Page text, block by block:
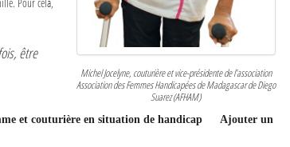
Michel Jocelyne, couturière et vice-présidente de l’association
Association des Femmes Handicapées de Madagascar de Diego
Suarez (AFHAM)
être
et couturière en situation de handicap
Ajouter un